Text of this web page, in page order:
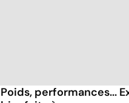
Poids, performances...